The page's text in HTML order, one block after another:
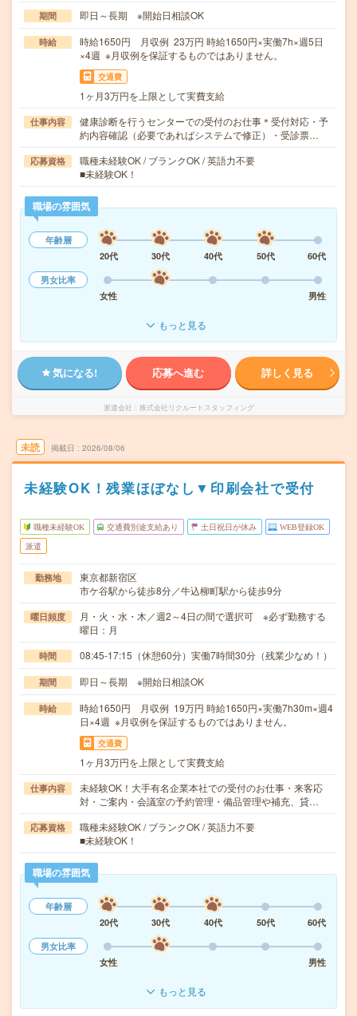
期間 即日～長期 ※開始日相談OK
時給
時給1650円 月収例 23万円 時給1650円×実働7h×週5日
×4週 ※月収例を保証するものではありません。
交通費
1ヶ月3万円を上限として実費支給
仕事内容
健康診断を行うセンターでの受付のお仕事＊受付対応・予
約内容確認（必要であればシステムで修正）・受診票…
応募資格
職種未経験OK / ブランクOK / 英語力不要
■未経験OK！
職場の雰囲気
年齢層
20代
30代 40代 50代
60代
男女比率
女性
男性
もっと見る
気になる! 応募へ進む 詳しく見る
派遣会社 株式会社リクルートスタッフィング
未読 掲載日 2026/08/06
未経験OK！残業ほぼなし▼印刷会社で受付
職種未経験OK 交通費別途支給あり 土日祝日が休み WEB登録OK
派遣
勤務地
東京都新宿区
市ケ谷駅から徒歩8分／牛込柳町駅から徒歩9分
曜日頻度
月・火・水・木／週2～4日の間で選択可 ※必ず勤務する
曜日：月
時間 08:45-17:15（休憩60分）実働7時間30分（残業少なめ！）
期間 即日～長期 ※開始日相談OK
時給
時給1650円 月収例 19万円 時給1650円×実働7h30m×週4
日×4週 ※月収例を保証するものではありません。
交通費
1ヶ月3万円を上限として実費支給
仕事内容
未経験OK！大手有名企業本社での受付のお仕事・来客応
対・ご案内・会議室の予約管理・備品管理や補充、貸…
応募資格
職種未経験OK / ブランクOK / 英語力不要
■未経験OK！
職場の雰囲気
年齢層
20代
30代 40代 50代
60代
男女比率
女性
男性
もっと見る